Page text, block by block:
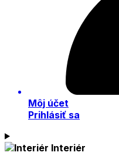
Môj účet
Prihlásiť sa
Interiér